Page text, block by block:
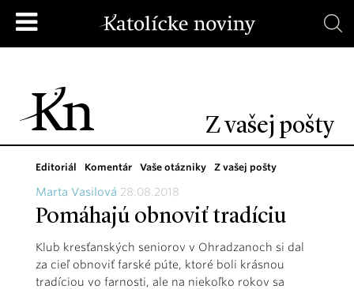
Z vašej pošty
Editoriál Komentár Vaše otázniky Z vašej pošty
Marta Vasilová 28.08.2018
Pomáhajú obnoviť tradíciu
Klub kresťanských seniorov v Ohradzanoch si dal
za cieľ obnoviť farské púte, ktoré boli krásnou
tradíciou vo farnosti, ale na niekoľko rokov sa